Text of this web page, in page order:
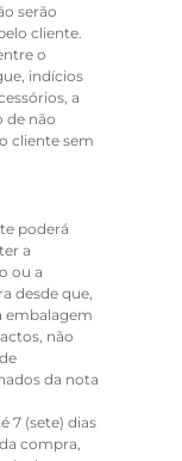
serão
cliente.
o
indícios
a
de não
cliente sem
poderá
a
ou a
desde que,
embalagem
não
da nota
7 (sete) dias
compra,